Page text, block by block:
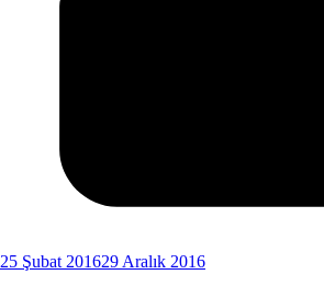
25 Şubat 201629 Aralık 2016